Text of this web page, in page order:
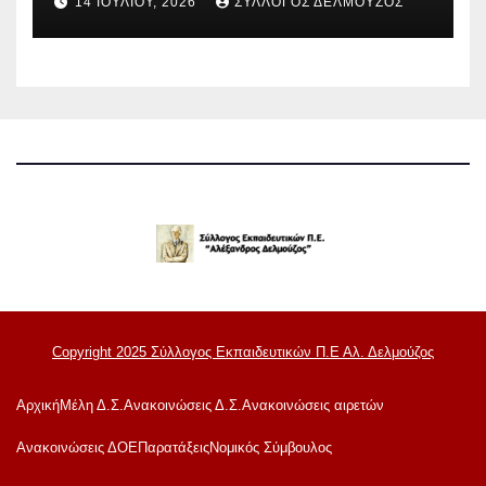
Copyright 2025 Σύλλογος Εκπαιδευτικών Π.Ε Αλ. Δελμούζος
ΑρχικήΜέλη Δ.Σ. Ανακοινώσεις Δ.Σ. Ανακοινώσεις αιρετών
Ανακoινώσεις ΔΟΕΠαρατάξειςΝομικός Σύμβουλος